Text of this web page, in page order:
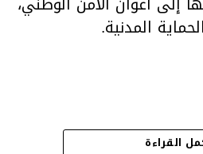
المدنية.
القراءة